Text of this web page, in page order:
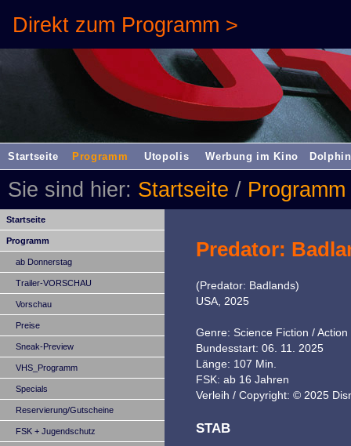
Direkt zum Programm >
Startseite Programm Utopolis Werbung im Kino
Sie sind hier: Startseite / Programm
Startseite
Programm
ab Donnerstag
Trailer-VORSCHAU
Vorschau
Preise
Sneak-Preview
VHS_Programm
Specials
Reservierung/Gutscheine
FSK + Jugendschutz
Predator:
(Predator: Badlands)
USA, 2025
Genre: Science Fiction /
Bundesstart: 06. 11. 2025
Länge: 107 Min.
FSK: ab 16 Jahren
Verleih / Copyright: © 2025
STAB